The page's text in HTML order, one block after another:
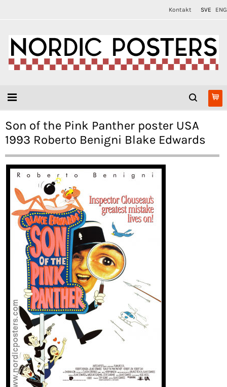
Kontakt SVE ENG
Son of the Pink Panther poster USA
1993 Roberto Benigni Blake Edwards